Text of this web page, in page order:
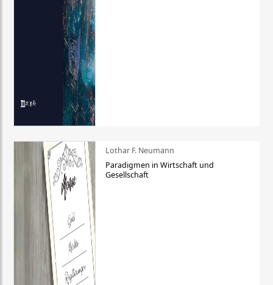
Lothar F. Neumann
Paradigmen in Wirtschaft und
Gesellschaft